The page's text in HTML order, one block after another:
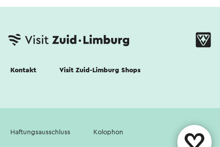
Kontakt Visit Zuid-Limburg Shops
Haftungsausschluss Kolophon